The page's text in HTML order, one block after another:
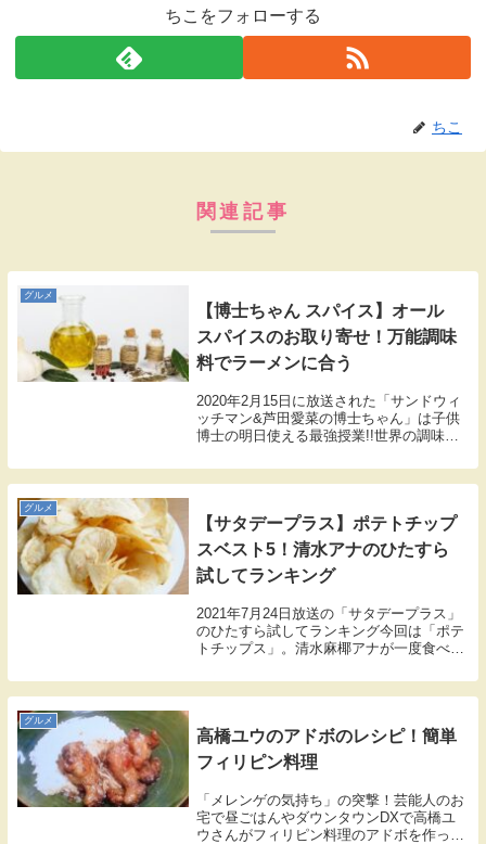
ちこをフォローする
ちこ
関連記事
グルメ
【博士ちゃん スパイス】オール
スパイスのお取り寄せ！万能調味
料でラーメンに合う
2020年2月15日に放送された「サンドウィ
ッチマン&芦田愛菜の博士ちゃん」は子供
博士の明日使える最強授業!!世界の調味料
士ちゃん。 世界の調味料博士10歳の名前
は竹田（たけた）かるぃーとくん。今回
グルメ
【サタデープラス】ポテトチップ
スベスト5！清水アナのひたすら
試してランキング
2021年7月24日放送の「サタデープラス」
のひたすら試してランキング今回は「ポテ
トチップス」。清水麻椰アナが一度食べた
自の方法で徹底調査。 サタプラ的のポテト
チップスのおすすめベスト5を紹介します
グルメ
高橋ユウのアドボのレシピ！簡単
フィリピン料理
「メレンゲの気持ち」の突撃！芸能人のお
宅で昼ごはんやダウンタウンDXで高橋ユ
ウさんがフィリピン料理のアドボを作って